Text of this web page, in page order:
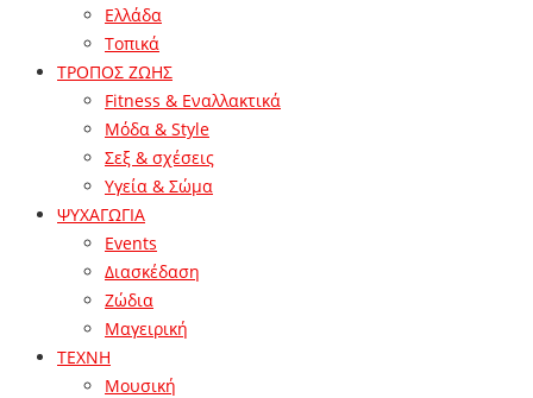
Ελλάδα
Τοπικά
ΤΡΟΠΟΣ ΖΩΗΣ
Fitness & Εναλλακτικά
Μόδα & Style
Σεξ & σχέσεις
Υγεία & Σώμα
ΨΥΧΑΓΩΓΙΑ
Events
Διασκέδαση
Ζώδια
Μαγειρική
ΤΕΧΝΗ
Μουσική